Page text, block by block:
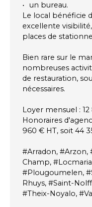
un bureau.
Le local bénéficie
excellente
places de
Bien rare sur le
nombreuses
de restauration,
nécessaires.
Loyer mensuel :
Honoraires
960 € HT, soit 44
#Arradon, #Arzon,
Champ,
#Plougoumelen,
Rhuys, #Saint-
#Theix-Noyalo,